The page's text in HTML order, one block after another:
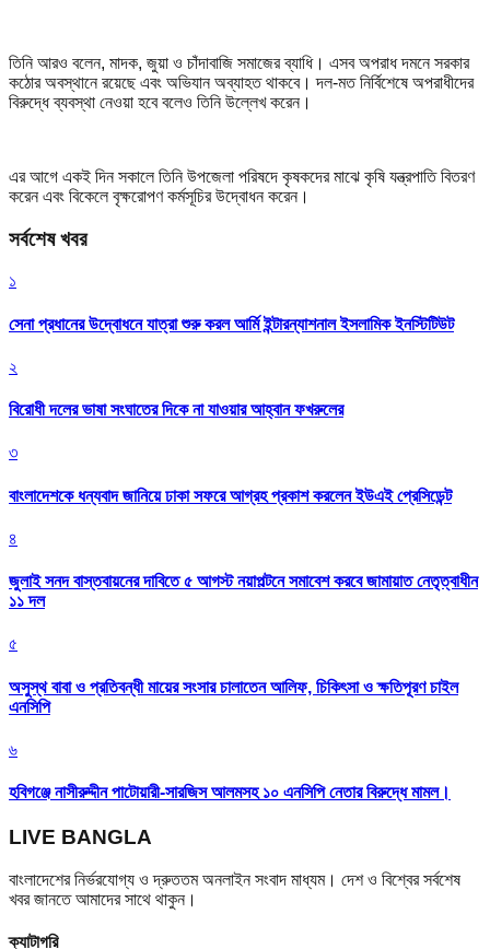
তিনি আরও বলেন, মাদক, জুয়া ও চাঁদাবাজি সমাজের ব্যাধি। এসব অপরাধ দমনে সরকার
কঠোর অবস্থানে রয়েছে এবং অভিযান অব্যাহত থাকবে। দল-মত নির্বিশেষে অপরাধীদের
বিরুদ্ধে ব্যবস্থা নেওয়া হবে বলেও তিনি উল্লেখ করেন।
এর আগে একই দিন সকালে তিনি উপজেলা পরিষদে কৃষকদের মাঝে কৃষি যন্ত্রপাতি বিতরণ
করেন এবং বিকেলে বৃক্ষরোপণ কর্মসূচির উদ্বোধন করেন।
সর্বশেষ খবর
১
সেনা প্রধানের উদ্বোধনে যাত্রা শুরু করল আর্মি ইন্টারন্যাশনাল ইসলামিক ইনস্টিটিউট
২
বিরোধী দলের ভাষা সংঘাতের দিকে না যাওয়ার আহ্বান ফখরুলের
৩
বাংলাদেশকে ধন্যবাদ জানিয়ে ঢাকা সফরে আগ্রহ প্রকাশ করলেন ইউএই প্রেসিডেন্ট
৪
জুলাই সনদ বাস্তবায়নের দাবিতে ৫ আগস্ট নয়াপল্টনে সমাবেশ করবে জামায়াত নেতৃত্বাধীন
১১ দল
৫
অসুস্থ বাবা ও প্রতিবন্ধী মায়ের সংসার চালাতেন আলিফ, চিকিৎসা ও ক্ষতিপূরণ চাইল
এনসিপি
৬
হবিগঞ্জে নাসীরুদ্দীন পাটোয়ারী-সারজিস আলমসহ ১০ এনসিপি নেতার বিরুদ্ধে মামল।
LIVE BANGLA
বাংলাদেশের নির্ভরযোগ্য ও দ্রুততম অনলাইন সংবাদ মাধ্যম। দেশ ও বিশ্বের সর্বশেষ
খবর জানতে আমাদের সাথে থাকুন।
ক্যাটাগরি